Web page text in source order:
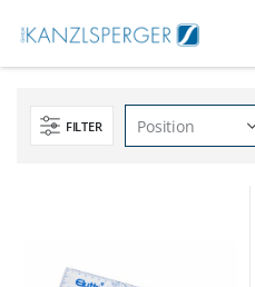
zum
Inhalt
FILTER